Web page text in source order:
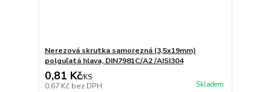
Nerezová skrutka samorezná (3,5x19mm)
polguľatá hlava, DIN7981C/A2 /AISI304
0,81 Kč/KS
0,67 Kč bez DPH Skladem